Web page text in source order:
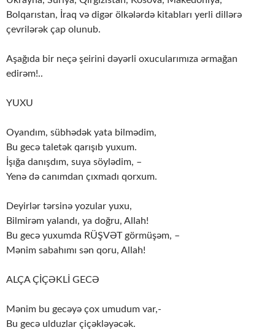
Bolqarıstan, İraq və digər ölkələrdə kitabları yerli dillərə
çevrilərək çap olunub.
Aşağıda bir neçə şeirini dəyərli oxucularımıza ərmağan
edirəm!..
YUXU
Oyandım, sübhədək yata bilmədim,
Bu gecə taletək qarışıb yuxum.
İşığa danışdım, suya söylədim, –
Yenə də canımdan çıxmadı qorxum.
Deyirlər tərsinə yozular yuxu,
Bilmirəm yalandı, ya doğru, Allah!
Bu gecə yuxumda RÜŞVƏT görmüşəm, –
Mənim sabahımı sən qoru, Allah!
ALÇA ÇİÇƏKLİ GECƏ
Mənim bu gecəyə çox umudum var,-
Bu gecə ulduzlar çiçəkləyəcək.